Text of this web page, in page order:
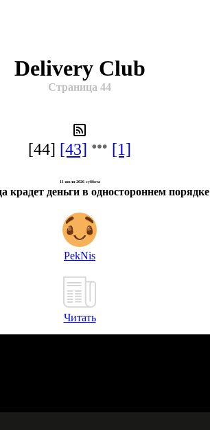
Delivery Club
Cтраница 44
[44] [43] [1]
11-июля-2026 суббота
крадет деньги в одностороннем порядке
PekNis
Читать